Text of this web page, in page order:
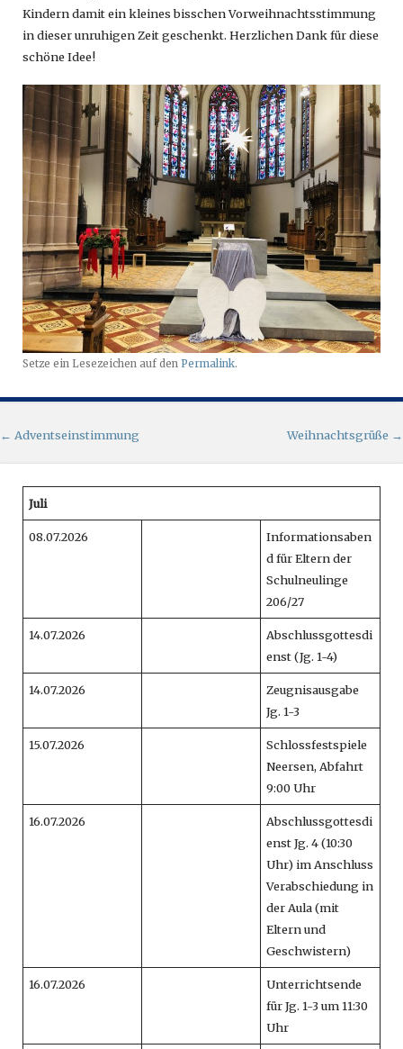
Kindern damit ein kleines bisschen Vorweihnachtsstimmung
in dieser unruhigen Zeit geschenkt. Herzlichen Dank für diese
schöne Idee!
Setze ein Lesezeichen auf den Permalink.
Artikel-Navigation
← Adventseinstimmung Weihnachtsgrüße →
Juli
08.07.2026
Informationsaben
d für Eltern der
Schulneulinge
206/27
14.07.2026
Abschlussgottesdi
enst (Jg. 1-4)
14.07.2026
Zeugnisausgabe
Jg. 1-3
15.07.2026
Schlossfestspiele
Neersen, Abfahrt
9:00 Uhr
16.07.2026
Abschlussgottesdi
enst Jg. 4 (10:30
Uhr) im Anschluss
Verabschiedung in
der Aula (mit
Eltern und
Geschwistern)
16.07.2026
Unterrichtsende
für Jg. 1-3 um 11:30
Uhr